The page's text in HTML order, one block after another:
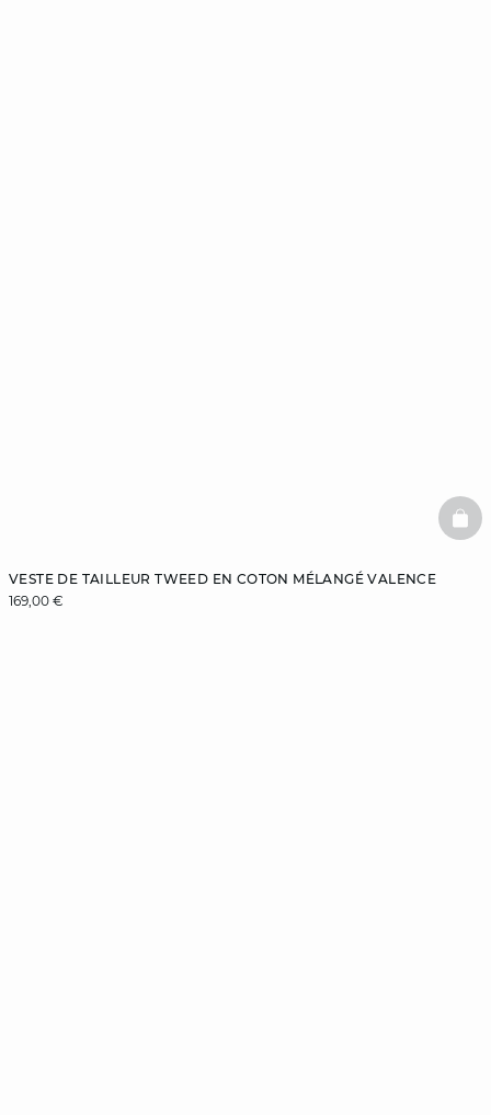
VESTE DE TAILLEUR TWEED EN COTON MÉLANGÉ VALENCE
169,00 €